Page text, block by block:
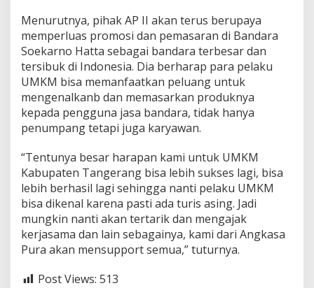
Menurutnya, pihak AP II akan terus berupaya
memperluas promosi dan pemasaran di Bandara
Soekarno Hatta sebagai bandara terbesar dan
tersibuk di Indonesia. Dia berharap para pelaku
UMKM bisa memanfaatkan peluang untuk
mengenalkanb dan memasarkan produknya
kepada pengguna jasa bandara, tidak hanya
penumpang tetapi juga karyawan.
“Tentunya besar harapan kami untuk UMKM
Kabupaten Tangerang bisa lebih sukses lagi, bisa
lebih berhasil lagi sehingga nanti pelaku UMKM
bisa dikenal karena pasti ada turis asing. Jadi
mungkin nanti akan tertarik dan mengajak
kerjasama dan lain sebagainya, kami dari Angkasa
Pura akan mensupport semua,” tuturnya.
Post Views: 513